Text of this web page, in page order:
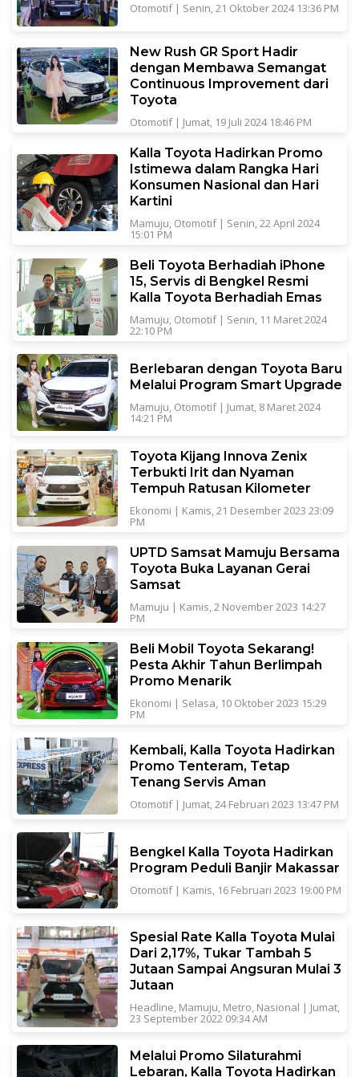
Otomotif| Senin, 21 Oktober 2024 13:36 PM
New Rush GR Sport Hadir
dengan Membawa Semangat
Continuous Improvement dari
Toyota
Otomotif| Jumat, 19 Juli 2024 18:46 PM
Kalla Toyota Hadirkan Promo
Istimewa dalam Rangka Hari
Konsumen Nasional dan Hari
Kartini
Mamuju, Otomotif| Senin, 22 April 2024
15:01 PM
Beli Toyota Berhadiah iPhone
15, Servis di Bengkel Resmi
Kalla Toyota Berhadiah Emas
Mamuju, Otomotif| Senin, 11 Maret 2024
22:10 PM
Berlebaran dengan Toyota Baru
Melalui Program Smart Upgrade
Mamuju, Otomotif| Jumat, 8 Maret 2024
14:21 PM
Toyota Kijang Innova Zenix
Terbukti Irit dan Nyaman
Tempuh Ratusan Kilometer
Ekonomi | Kamis, 21 Desember 2023 23:09
PM
UPTD Samsat Mamuju Bersama
Toyota Buka Layanan Gerai
Samsat
Mamuju | Kamis, 2 November 2023 14:27
PM
Beli Mobil Toyota Sekarang!
Pesta Akhir Tahun Berlimpah
Promo Menarik
Ekonomi | Selasa, 10 Oktober 2023 15:29
PM
Kembali, Kalla Toyota Hadirkan
Promo Tenteram, Tetap
Tenang Servis Aman
Otomotif| Jumat, 24 Februari 2023 13:47 PM
Bengkel Kalla Toyota Hadirkan
Program Peduli Banjir Makassar
Otomotif| Kamis, 16 Februari 2023 19:00 PM
Spesial Rate Kalla Toyota Mulai
Dari 2,17%, Tukar Tambah 5
Jutaan Sampai Angsuran Mulai 3
Jutaan
Headline, Mamuju, Metro, Nasional | Jumat,
23 September 2022 09:34 AM
Melalui Promo Silaturahmi
Lebaran, Kalla Toyota Hadirkan